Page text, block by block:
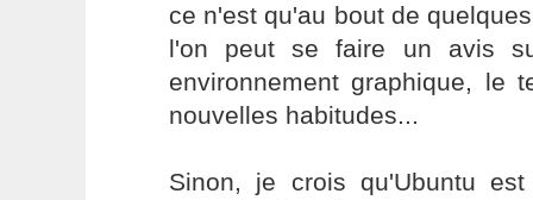
ce n'est qu'au bout de
l'on peut se faire un avis
environnement graphique, le
nouvelles habitudes...
Sinon, je crois qu'Ubuntu